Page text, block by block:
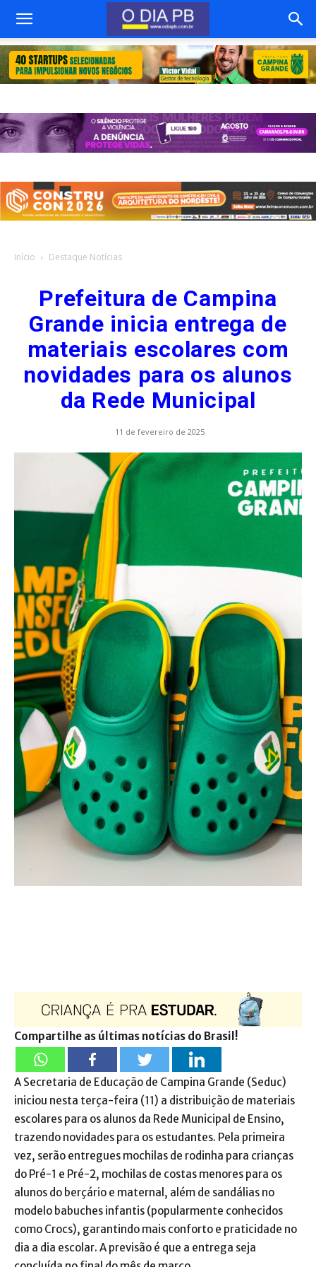
Início Destaque Notícias
Prefeitura de Campina
Grande inicia entrega de
materiais escolares com
novidades para os alunos
da Rede Municipal
11 de fevereiro de 2025
Compartilhe as últimas notícias do Brasil!
A Secretaria de Educação de Campina Grande (Seduc)
iniciou nesta terça-feira (11) a distribuição de materiais
escolares para os alunos da Rede Municipal de Ensino,
trazendo novidades para os estudantes. Pela primeira
vez, serão entregues mochilas de rodinha para crianças
do Pré-1 e Pré-2, mochilas de costas menores para os
alunos do berçário e maternal, além de sandálias no
modelo babuches infantis (popularmente conhecidos
como Crocs), garantindo mais conforto e praticidade no
dia a dia escolar. A previsão é que a entrega seja